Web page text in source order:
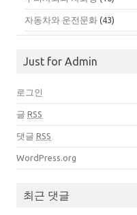
자동차와 운전문화 (43)
Just for Admin
로그인
글 RSS
댓글 RSS
WordPress.org
최근 댓글